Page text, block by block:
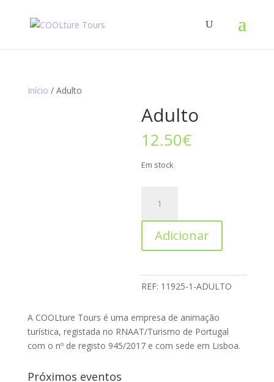
Início / Adulto
Adulto
12.50€
Em stock
Adicionar
REF: 11925-1-ADULTO
A COOLture Tours é uma empresa de animação
turística, registada no RNAAT/Turismo de Portugal
com o nº de registo 945/2017 e com sede em Lisboa.
Próximos eventos